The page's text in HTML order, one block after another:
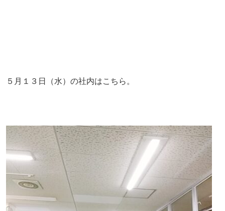
５月１３日（水）の社内はこちら。